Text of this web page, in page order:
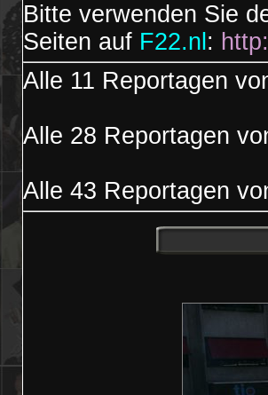
Bitte verwenden Sie
Seiten auf F22.nl :
Alle 11 Reportagen
Alle 28 Reportagen
Alle 43 Reportagen